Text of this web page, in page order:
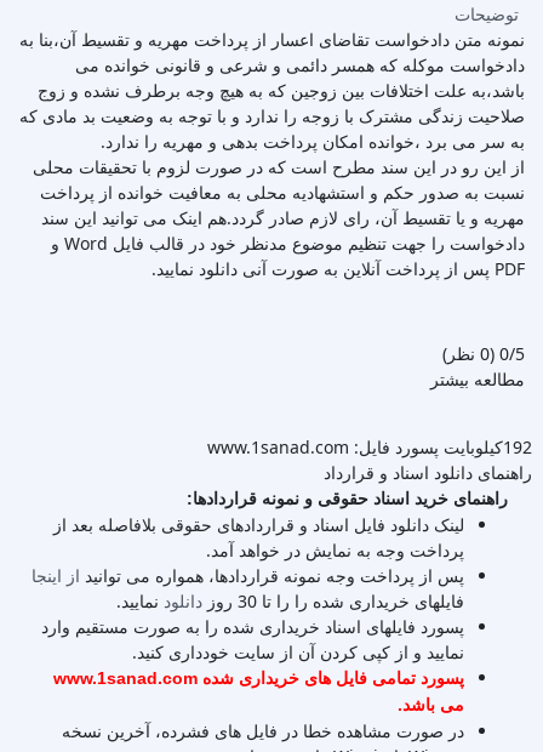
توضیحات
نمونه متن دادخواست تقاضای اعسار از پرداخت مهریه و تقسیط آن،بنا به
دادخواست موکله که همسر دائمی و شرعی و قانونی خوانده می
باشد،به علت اختلافات بین زوجین که به هیچ وجه برطرف نشده و زوج
صلاحیت زندگی مشترک با زوجه را ندارد و با توجه به وضعیت بد مادی که
به سر می برد ،خوانده امکان پرداخت بدهی و مهریه را ندارد.
از این رو در این سند مطرح است که در صورت لزوم با تحقیقات محلی
نسبت به صدور حکم و استشهادیه محلی به معافیت خوانده از پرداخت
مهریه و یا تقسیط آن، رای لازم صادر گردد.هم اینک می توانید این سند
دادخواست را جهت تنظیم موضوع مدنظر خود در قالب فایل Word و
PDF پس از پرداخت آنلاین به صورت آنی دانلود نمایید.
‫0/5 ‫(0 نظر)
مطالعه بیشتر
192کیلوبایت
پسورد فایل: www.1sanad.com
راهنمای دانلود اسناد و قرارداد
راهنمای خرید اسناد حقوقی و نمونه قراردادها:
لینک دانلود فایل اسناد و قراردادهای حقوقی بلافاصله بعد از
پرداخت وجه به نمایش در خواهد آمد.
پس از پرداخت وجه نمونه قراردادها، همواره می توانید از اینجا
فایلهای خریداری شده را را تا 30 روز
دانلود نمایید.
پسورد فایلهای اسناد خریداری شده را به صورت مستقیم وارد
نمایید و از کپی کردن آن از سایت خودداری کنید.
پسورد تمامی فایل های خریداری شده www.1sanad.com
می باشد.
در صورت مشاهده خطا در فایل های فشرده، آخرین نسخه